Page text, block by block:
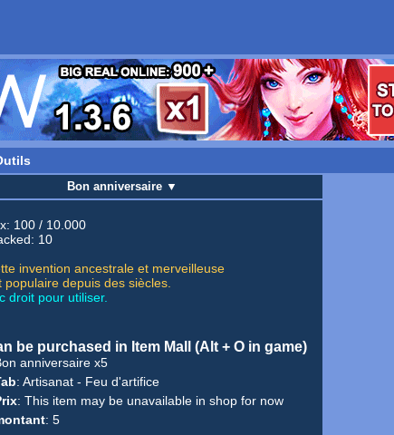
Bon anniversaire ▼
100 / 10.000
10
invention ancestrale et merveilleuse
populaire depuis des siècles.
droit pour utiliser.
be purchased in Item Mall (Alt + O in game)
anniversaire x5
: Artisanat- Feu d'artifice
: This item may be unavailable in shop for now
: 5